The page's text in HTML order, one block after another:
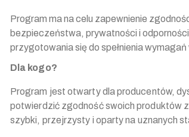
Program ma na celu zapewnienie
bezpieczeństwa, prywatności i
przygotowania się do spełnienia
Dla kogo?
Program jest otwarty dla producentów,
potwierdzić zgodność swoich produktów
szybki, przejrzysty i oparty na uznanych